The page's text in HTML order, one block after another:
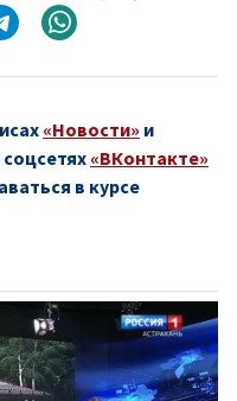
«Новости» и
соцсетях«ВКонтакте»
в курсе